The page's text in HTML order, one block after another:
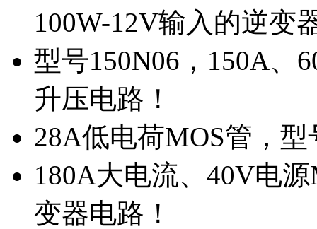
100W-12V输入的逆变
型号150N06，150A、
升压电路！
28A低电荷MOS管，
180A大电流、40V电
变器电路！